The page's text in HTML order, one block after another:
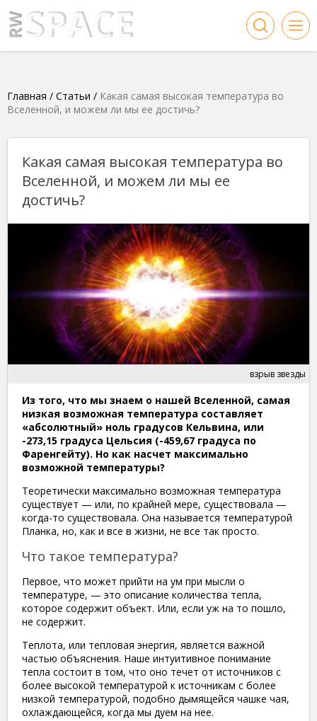
Главная / Статьи / Какая самая высокая температура во
Вселенной, и можем ли мы ее достичь?
Какая самая высокая температура во
Вселенной, и можем ли мы ее
достичь?
взрыв звезды
Из того, что мы знаем о нашей Вселенной, самая
низкая возможная температура составляет
«абсолютный» ноль градусов Кельвина, или
-273,15 градуса Цельсия (-459,67 градуса по
Фаренгейту). Но как насчет максимально
возможной температуры?
Теоретически максимально возможная температура
существует — или, по крайней мере, существовала —
когда-то существовала. Она называется температурой
Планка, но, как и все в жизни, не все так просто.
Что такое температура?
Первое, что может прийти на ум при мысли о
температуре, — это описание количества тепла,
которое содержит объект. Или, если уж на то пошло,
не содержит.
Теплота, или тепловая энергия, является важной
частью объяснения. Наше интуитивное понимание
тепла состоит в том, что оно течет от источников с
более высокой температурой к источникам с более
низкой температурой, подобно дымящейся чашке чая,
охлаждающейся, когда мы дуем на нее.